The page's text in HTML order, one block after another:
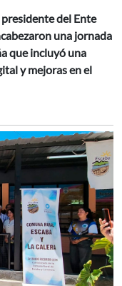
del Ente
una jornada
que incluyó una
y mejoras en el